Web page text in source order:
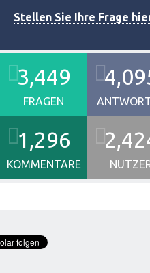
Stellen Sie Ihre Frage
3,449
FRAGEN
1,296
KOMMENTARE